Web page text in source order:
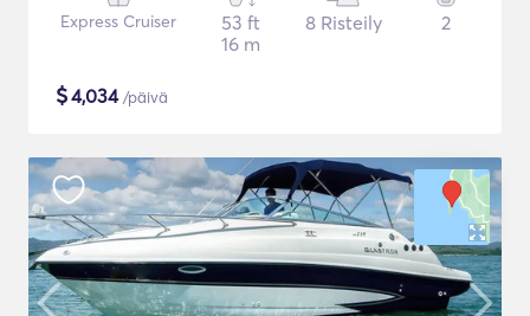
Express Cruiser
53 ft
16 m
8 Risteily 2
$4,034/päivä